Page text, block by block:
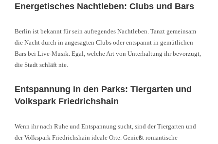
Energetisches Nachtleben: Clubs und Bars
Berlin ist bekannt für sein aufregendes Nachtleben. Tanzt gemeinsam
die Nacht durch in angesagten Clubs oder entspannt in gemütlichen
Bars bei Live-Musik. Egal, welche Art von Unterhaltung ihr bevorzugt,
die Stadt schläft nie.
Entspannung in den Parks: Tiergarten und
Volkspark Friedrichshain
Wenn ihr nach Ruhe und Entspannung sucht, sind der Tiergarten und
der Volkspark Friedrichshain ideale Orte. Genießt romantische